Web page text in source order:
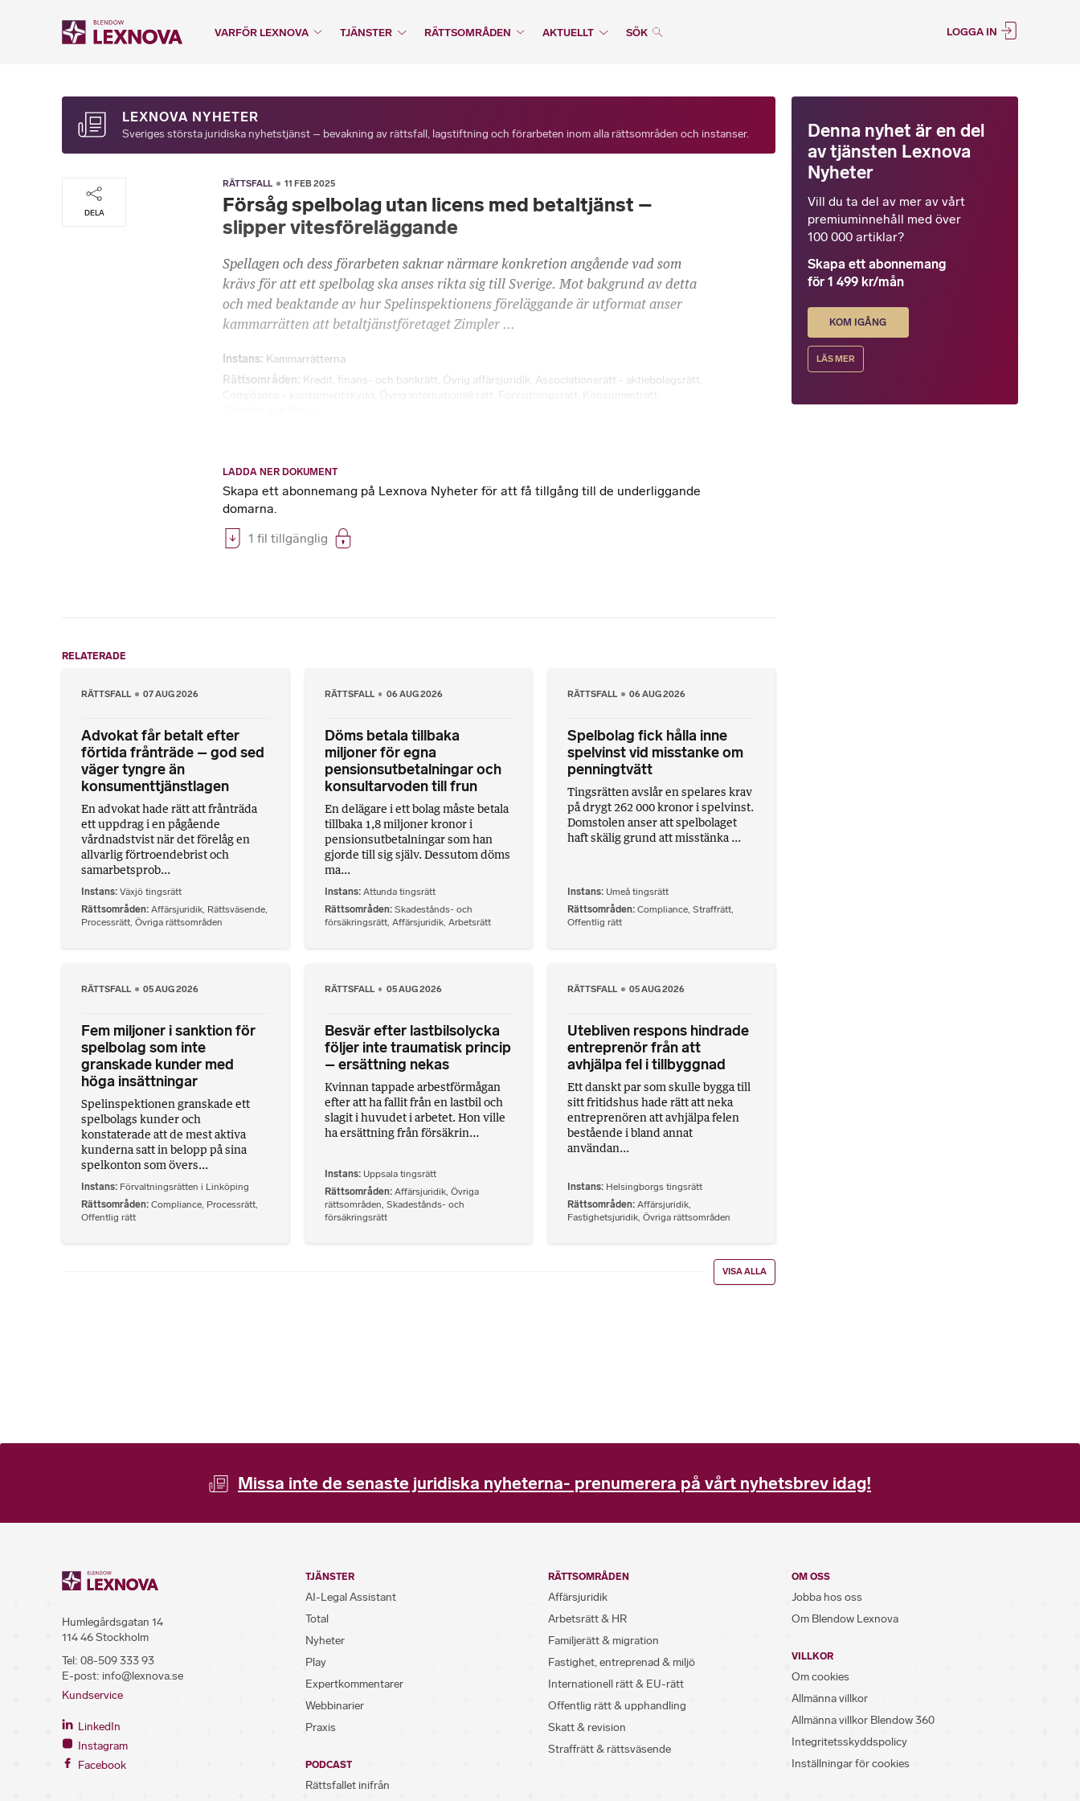
VARFÖR LEXNOVA TJÄNSTER RÄTTSOMRÅDEN AKTUELLT SÖK LOGGA IN
LEXNOVA NYHETER
Sveriges största juridiska nyhetstjänst – bevakning av rättsfall, lagstiftning och förarbeten inom alla rättsområden och instanser.
DELA
RÄTTSFALL 11 FEB 2025
Försåg spelbolag utan licens med betaltjänst –
slipper vitesföreläggande
Spellagen och dess förarbeten saknar närmare konkretion angående vad som
krävs för att ett spelbolag ska anses rikta sig till Sverige. Mot bakgrund av detta
och med beaktande av hur Spelinspektionens föreläggande är utformat anser
kammarrätten att betaltjänstföretaget Zimpler ...
Instans Kammarrätterna
Rättsområden Kredit, finans- och bankrätt, Övrig affärsjuridik, Associationsrätt - aktiebolagsrätt,
LADDA NER DOKUMENT
Skapa ett abonnemang på Lexnova Nyheter för att få tillgång till de underliggande
domarna.
1 fil tillgänglig
RELATERADE
RÄTTSFALL 07 AUG 2026
Advokat får betalt efter
förtida frånträde – god sed
väger tyngre än
konsumenttjänstlagen
En advokat hade rätt att frånträda
ett uppdrag i en pågående
vårdnadstvist när det förelåg en
allvarlig förtroendebrist och
samarbetsprob...
Instans Växjö tingsrätt
Rättsområden Affärsjuridik Rättsväsende
Processrätt Övriga rättsområden
RÄTTSFALL 06 AUG 2026
Döms betala tillbaka
miljoner för egna
pensionsutbetalningar och
konsultarvoden till frun
En delägare i ett bolag måste betala
tillbaka 1,8 miljoner kronor i
pensionsutbetalningar som han
gjorde till sig själv. Dessutom döms
ma...
Instans Attunda tingsrätt
Rättsområden Skadestånds- och
försäkringsrätt, Affärsjuridik, Arbetsrätt
RÄTTSFALL 06 AUG 2026
Spelbolag fick hålla inne
spelvinst vid misstanke om
penningtvätt
Tingsrätten avslår en spelares krav
på drygt 262 000 kronor i spelvinst.
Domstolen anser att spelbolaget
haft skälig grund att misstänka ...
Instans Umeå tingsrätt
Rättsområden Compliance Straffrätt
Offentlig rätt
RÄTTSFALL 05 AUG 2026
Fem miljoner i sanktion för
spelbolag som inte
granskade kunder med
höga insättningar
Spelinspektionen granskade ett
spelbolags kunder och
konstaterade att de mest aktiva
kunderna satt in belopp på sina
spelkonton som övers...
Instans Förvaltningsrätten i Linköping
Rättsområden Compliance Processrätt
Offentlig rätt
RÄTTSFALL 05 AUG 2026
Besvär efter lastbilsolycka
följer inte traumatisk princip
– ersättning nekas
Kvinnan tappade arbestförmågan
efter att ha fallit från en lastbil och
slagit i huvudet i arbetet. Hon ville
ha ersättning från försäkrin...
Instans Uppsala tingsrätt
Rättsområden Affärsjuridik, Övriga
rättsområden Skadestånds- och
försäkringsrätt
RÄTTSFALL 05 AUG 2026
Utebliven respons hindrade
entreprenör från att
avhjälpa fel i tillbyggnad
Ett danskt par som skulle bygga till
sitt fritidshus hade rätt att neka
entreprenören att avhjälpa felen
bestående i bland annat
användan...
Instans Helsingborgs tingsrätt
Rättsområden Affärsjuridik
Fastighetsjuridik Övriga rättsområden
VISA ALLA
Denna nyhet är en del
av tjänsten Lexnova
Nyheter
Vill du ta del av mer av vårt
premiuminnehåll med över
100 000 artiklar?
Skapa ett abonnemang
för 1 499 kr/mån
KOM IGÅNG
LÄS MER
Missa inte de senaste juridiska nyheterna- prenumerera på vårt nyhetsbrev idag!
Humlegårdsgatan 14
114 46 Stockholm
Tel: 08-509 333 93
E-post: info@lexnova.se
Kundservice
LinkedIn
Instagram
Facebook
TJÄNSTER
AI-Legal Assistant
Total
Nyheter
Play
Expertkommentarer
Webbinarier
Praxis
PODCAST
Rättsfallet inifrån
RÄTTSOMRÅDEN
Affärsjuridik
Arbetsrätt & HR
Familjerätt & migration
Fastighet, entreprenad & miljö
Internationell rätt & EU-rätt
Offentlig rätt & upphandling
Skatt & revision
Straffrätt & rättsväsende
OM OSS
Jobba hos oss
Om Blendow Lexnova
VILLKOR
Om cookies
Allmänna villkor
Allmänna villkor Blendow 360
Integritetsskyddspolicy
Inställningar för cookies